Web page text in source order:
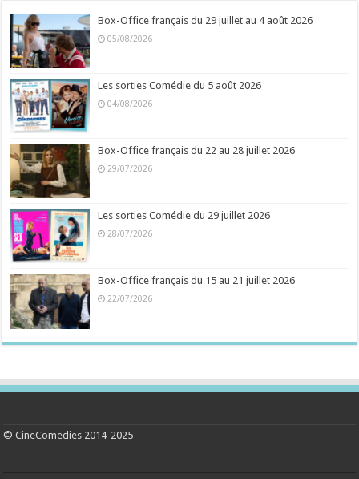
Box-Office français du 29 juillet au 4 août 2026
05/08/2026
Les sorties Comédie du 5 août 2026
04/08/2026
Box-Office français du 22 au 28 juillet 2026
29/07/2026
Les sorties Comédie du 29 juillet 2026
28/07/2026
Box-Office français du 15 au 21 juillet 2026
22/07/2026
© CineComedies 2014-2025